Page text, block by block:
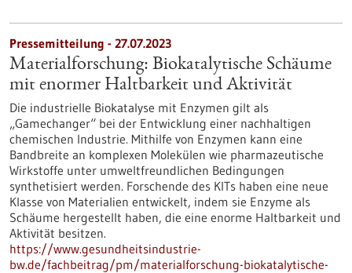
Pressemitteilung - 27.07.2023
Materialforschung: Biokatalytische Schäume
mit enormer Haltbarkeit und Aktivität
Die industrielle Biokatalyse mit Enzymen gilt als
„Gamechanger“ bei der Entwicklung einer nachhaltigen
chemischen Industrie. Mithilfe von Enzymen kann eine
Bandbreite an komplexen Molekülen wie pharmazeutische
Wirkstoffe unter umweltfreundlichen Bedingungen
synthetisiert werden. Forschende des KITs haben eine neue
Klasse von Materialien entwickelt, indem sie Enzyme als
Schäume hergestellt haben, die eine enorme Haltbarkeit und
Aktivität besitzen.
https://www.gesundheitsindustrie-
bw.de/fachbeitrag/pm/materialforschung-biokatalytische-